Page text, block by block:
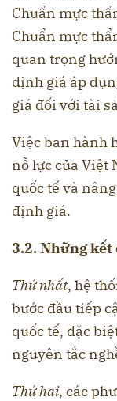
Chuẩn mực
Chuẩn mực
quan trọng
định giá áp
giá đối với tài
Việc ban hành
nỗ lực của Việt
quốc tế và
định giá.
3.2. Những kết
Thứ nhất, hệ
bước đầu tiếp
quốc tế, đặc
nguyên tắc
Thứ hai, các